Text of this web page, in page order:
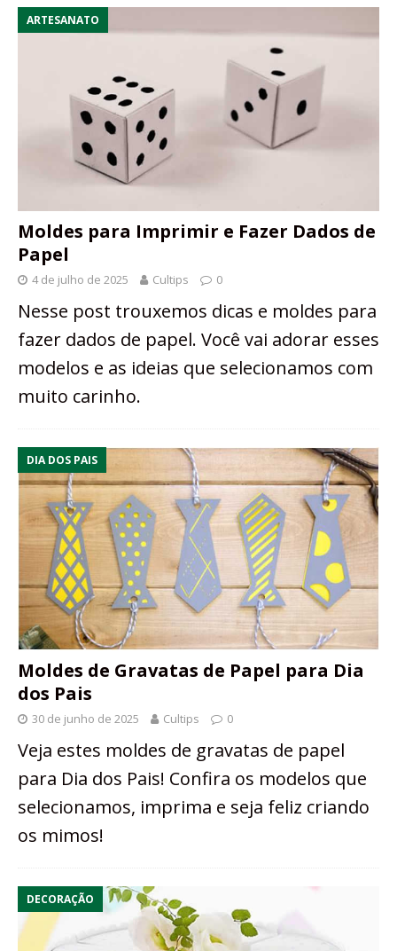
ARTESANATO
Moldes para Imprimir e Fazer Dados de
Papel
4 de julho de 2025 Cultips 0
Nesse post trouxemos dicas e moldes para
fazer dados de papel. Você vai adorar esses
modelos e as ideias que selecionamos com
muito carinho.
DIA DOS PAIS
Moldes de Gravatas de Papel para Dia
dos Pais
30 de junho de 2025 Cultips 0
Veja estes moldes de gravatas de papel
para Dia dos Pais! Confira os modelos que
selecionamos, imprima e seja feliz criando
os mimos!
DECORAÇÃO